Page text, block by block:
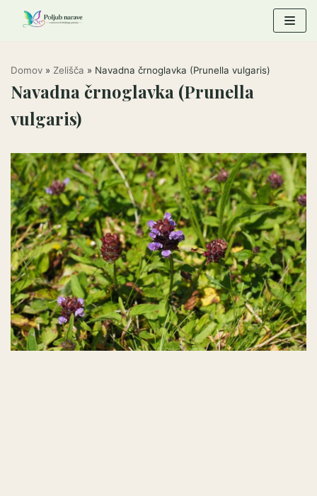
Skoči
Domov » Zelišča » Navadna črnoglavka (Prunella vulgaris)
Navadna črnoglavka (Prunella
vulgaris)